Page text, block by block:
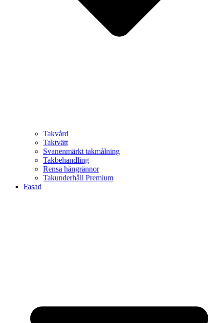
Takvård
Taktvätt
Svanenmärkt takmålning
Takbehandling
Rensa hängrännor
Takunderhåll Premium
Fasad